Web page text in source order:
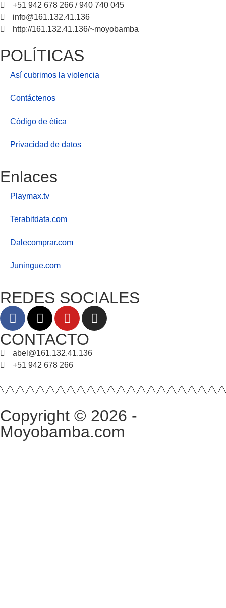
+51 942 678 266 / 940 740 045
info@161.132.41.136
http://161.132.41.136/~moyobamba
POLÍTICAS
Así cubrimos la violencia
Contáctenos
Código de ética
Privacidad de datos
Enlaces
Playmax.tv
Terabitdata.com
Dalecomprar.com
Juningue.com
REDES SOCIALES
CONTACTO
abel@161.132.41.136
+51 942 678 266
Copyright © 2026 -
Moyobamba.com